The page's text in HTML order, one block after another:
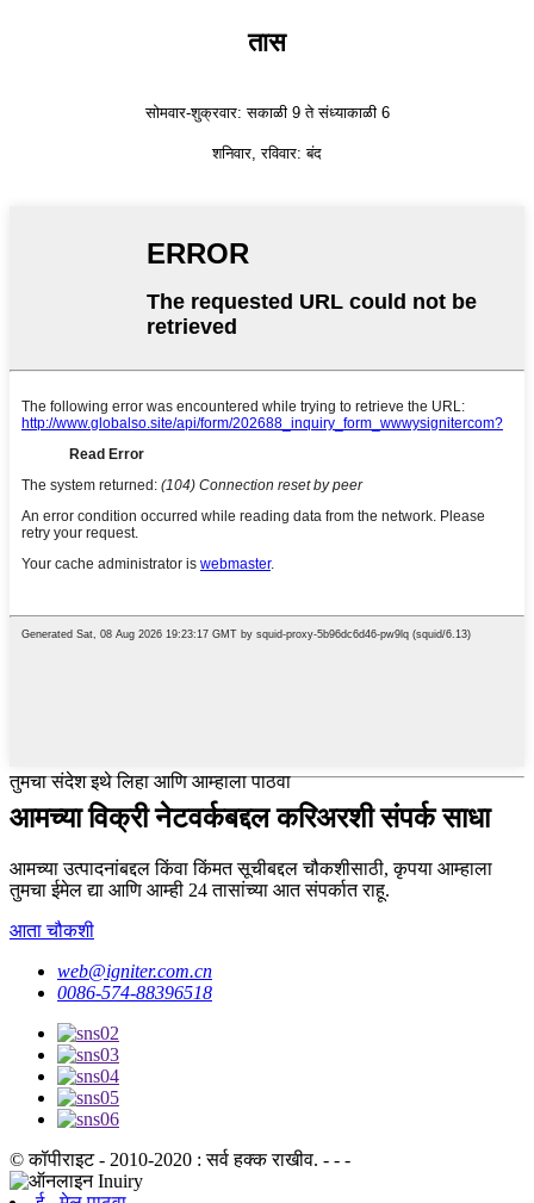
तास
सोमवार-शुक्रवार: सकाळी 9 ते संध्याकाळी 6
शनिवार, रविवार: बंद
तुमचा संदेश इथे लिहा आणि आम्हाला पाठवा
आमच्या विक्री नेटवर्कबद्दल करिअरशी संपर्क साधा
आमच्या उत्पादनांबद्दल किंवा किंमत सूचीबद्दल चौकशीसाठी, कृपया आम्हाला
तुमचा ईमेल द्या आणि आम्ही 24 तासांच्या आत संपर्कात राहू.
आता चौकशी
web@igniter.com.cn
0086-574-88396518
© कॉपीराइट - 2010-2020 : सर्व हक्क राखीव. - - -